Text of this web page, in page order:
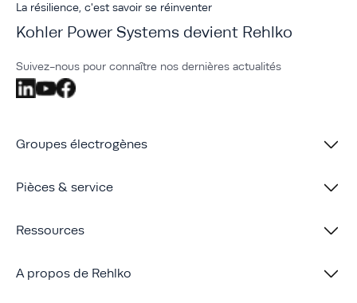
La résilience, c'est savoir se réinventer
Kohler Power Systems devient Rehlko
Suivez-nous pour connaître nos dernières actualités
Groupes électrogènes
Pièces & service
Ressources
A propos de Rehlko